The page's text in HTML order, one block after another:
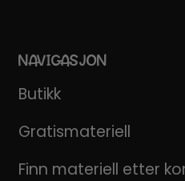
NAVIGASJON
Butikk
Gratismateriell
Finn materiell etter